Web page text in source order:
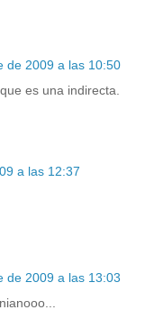
de 2009 a las 10:50
es una indirecta.
a las 12:37
de 2009 a las 13:03